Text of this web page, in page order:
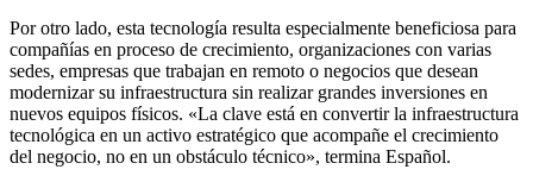
Por otro lado, esta tecnología resulta especialmente beneficiosa para
compañías en proceso de crecimiento, organizaciones con varias
sedes, empresas que trabajan en remoto o negocios que desean
modernizar su infraestructura sin realizar grandes inversiones en
nuevos equipos físicos. «La clave está en convertir la infraestructura
tecnológica en un activo estratégico que acompañe el crecimiento
del negocio, no en un obstáculo técnico», termina Español.